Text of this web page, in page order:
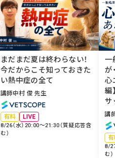
まだまだ夏は終わらない！
今だからこそ知っておきた
い熱中症の全て
講師中村 俊 先生
有料
LIVE
8/26（水）20:00〜21:30（質疑応答含
む）
一
が
心
編
サ
講
8/
む）